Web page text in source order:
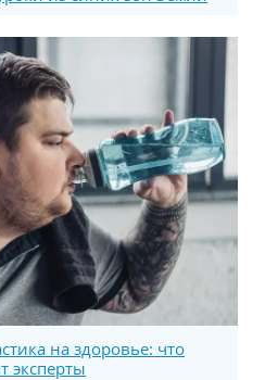
на здоровье: что
эксперты